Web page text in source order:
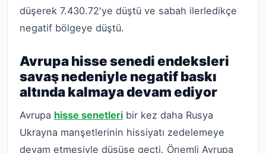
düşerek 7.430.72'ye düştü ve sabah ilerledikçe
negatif bölgeye düştü.
Avrupa hisse senedi endeksleri
savaş nedeniyle negatif baskı
altında kalmaya devam ediyor
Avrupa hisse senetleri bir kez daha Rusya
Ukrayna manşetlerinin hissiyatı zedelemeye
devam etmesiyle düşüşe geçti. Önemli Avrupa